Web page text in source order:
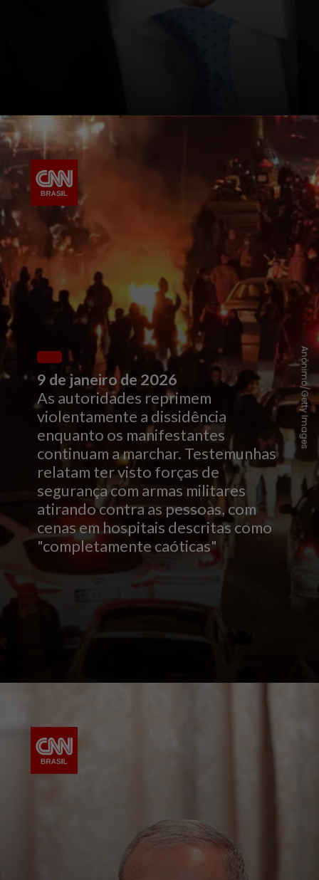
As autoridades reprimem
violentamente a dissidência
enquanto os manifestantes
continuam a marchar. Testemunhas
relatam ter visto forças de
segurança com armas militares
atirando contra as pessoas, com
cenas em hospitais descritas como
"completamente caóticas"
Anônimo/Getty Images